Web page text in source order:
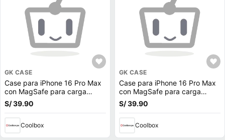
GK CASE
Case para iPhone 16 Pro Max
con MagSafe para carga
inalámbrica, rígido, mate
traslúcido negro
S/ 39.90
Coolbox
GK CASE
Case para iPhone 16 Pro Max
con MagSafe para carga
inalámbrica, rígido, morado
S/ 39.90
Coolbox